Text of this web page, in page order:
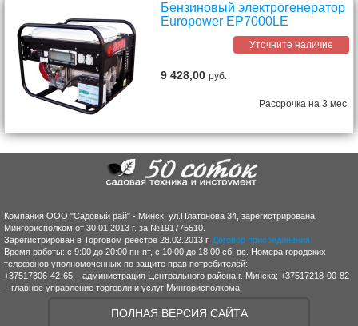
Бензиновый электрогенератор
Europower EP7000LE
Уточните наличие
9 428,00руб.
Рассрочка на 3 мес.
Компания ООО "Садовый рай" - Минск, ул.Платонова 34, зарегистрирована
Мингорисполком от 30.01.2013 г. за №191775510.
Зарегистрирован в Торговом реестре 28.02.2013 г. Договор присоединения
Время работы: с 9:00 до 20:00 пн-пт, с 10:00 до 18:00 сб, вс. Номера городских
телефонов уполномоченных по защите прав потребителей:
+37517306-42-65 – администрация Центрального района г. Минска; +37517218-00-82
– главное управление торговли и услуг Мингорисполкома.
ПОЛНАЯ ВЕРСИЯ САЙТА